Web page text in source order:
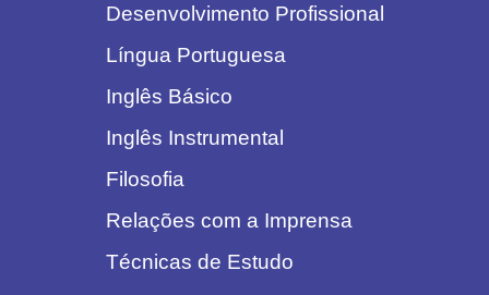
Desenvolvimento Profissional
Língua Portuguesa
Inglês Básico
Inglês Instrumental
Filosofia
Relações com a Imprensa
Técnicas de Estudo